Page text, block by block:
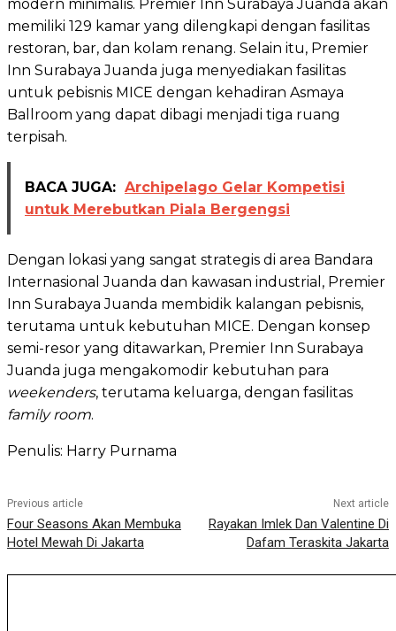
modern minimalis. Premier Inn Surabaya Juanda akan
memiliki 129 kamar yang dilengkapi dengan fasilitas
restoran, bar, dan kolam renang. Selain itu, Premier
Inn Surabaya Juanda juga menyediakan fasilitas
untuk pebisnis MICE dengan kehadiran Asmaya
Ballroom yang dapat dibagi menjadi tiga ruang
terpisah.
BACA JUGA: Archipelago Gelar Kompetisi
untuk Merebutkan Piala Bergengsi
Dengan lokasi yang sangat strategis di area Bandara
Internasional Juanda dan kawasan industrial, Premier
Inn Surabaya Juanda membidik kalangan pebisnis,
terutama untuk kebutuhan MICE. Dengan konsep
semi-resor yang ditawarkan, Premier Inn Surabaya
Juanda juga mengakomodir kebutuhan para
weekenders, terutama keluarga, dengan fasilitas
family room.
Penulis: Harry Purnama
Previous article
Four Seasons Akan Membuka
Hotel Mewah Di Jakarta
Next article
Rayakan Imlek Dan Valentine Di
Dafam Teraskita Jakarta